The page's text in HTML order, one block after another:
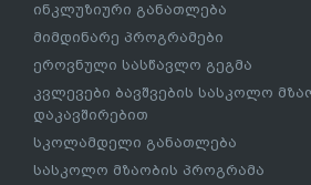
ინკლუზიური განათლება
მიმდინარე პროგრამები
ეროვნული სასწავლო გეგმა
კვლევები ბავშვების სასკოლო
დაკავშირებით
სკოლამდელი განათლება
სასკოლო მზაობის პროგრამა